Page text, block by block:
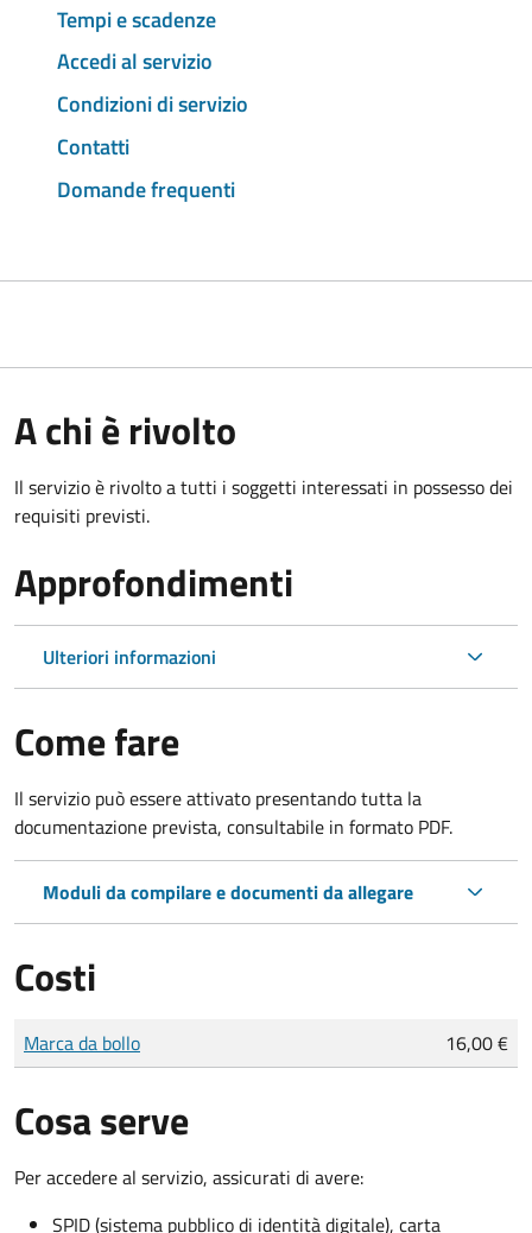
Tempi e scadenze
Accedi al servizio
Condizioni di servizio
Contatti
Domande frequenti
A chi è rivolto
Il servizio è rivolto a tutti i soggetti interessati in possesso dei
requisiti previsti.
Approfondimenti
Ulteriori informazioni
Come fare
Il servizio può essere attivato presentando tutta la
documentazione prevista, consultabile in formato PDF.
Moduli da compilare e documenti da allegare
Costi
Tipo di pagamento
Importo
Marca da bollo 16,00 €
Cosa serve
Per accedere al servizio, assicurati di avere:
SPID (sistema pubblico di identità digitale), carta